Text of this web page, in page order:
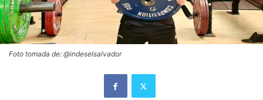
Foto tomada de: @indeselsalvador